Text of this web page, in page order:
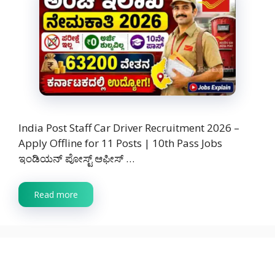
India Post Staff Car Driver Recruitment 2026 –
Apply Offline for 11 Posts | 10th Pass Jobs
ಇಂಡಿಯನ್ ಪೋಸ್ಟ್ ಆಫೀಸ್ …
Read more